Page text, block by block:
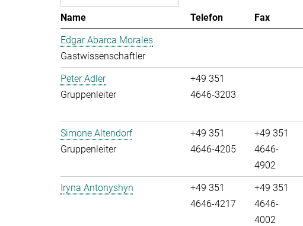
Name Telefon Fax
Edgar Abarca Morales
Gastwissenschaftler
Peter Adler
Gruppenleiter
+49 351
4646-3203
Simone Altendorf
Gruppenleiter
+49 351
4646-4205
+49 351
4646-
4902
Iryna Antonyshyn
+49 351
4646-4217
+49 351
4646-
4002